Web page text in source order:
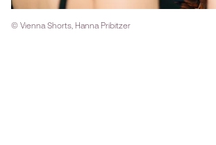
© Vienna Shorts, Hanna Pribitzer